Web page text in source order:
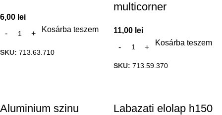
6,00 lei
Kosárba teszem
SKU: 713.63.710
multicorner
11,00 lei
Kosárba teszem
SKU: 713.59.370
Aluminium szinu
Labazati elolap h150